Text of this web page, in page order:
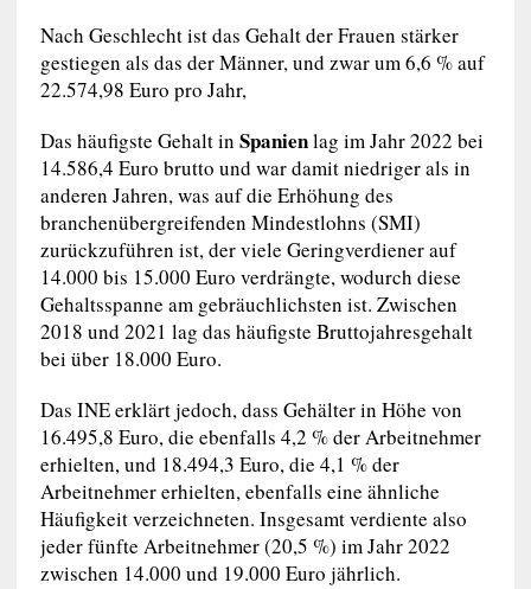
Nach Geschlecht ist das Gehalt der Frauen stärker
gestiegen als das der Männer, und zwar um 6,6 % auf
22.574,98 Euro pro Jahr,
Das häufigste Gehalt in Spanienlag im Jahr 2022 bei
14.586,4 Euro brutto und war damit niedriger als in
anderen Jahren, was auf die Erhöhung des
branchenübergreifenden Mindestlohns (SMI)
zurückzuführen ist, der viele Geringverdiener auf
14.000 bis 15.000 Euro verdrängte, wodurch diese
Gehaltsspanne am gebräuchlichsten ist. Zwischen
2018 und 2021 lag das häufigste Bruttojahresgehalt
bei über 18.000 Euro.
Das INE erklärt jedoch, dass Gehälter in Höhe von
16.495,8 Euro, die ebenfalls 4,2 % der Arbeitnehmer
erhielten, und 18.494,3 Euro, die 4,1 % der
Arbeitnehmer erhielten, ebenfalls eine ähnliche
Häufigkeit verzeichneten. Insgesamt verdiente also
jeder fünfte Arbeitnehmer (20,5 %) im Jahr 2022
zwischen 14.000 und 19.000 Euro jährlich.